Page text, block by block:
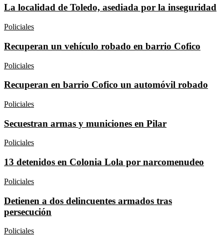
La localidad de Toledo, asediada por la inseguridad
Policiales
Recuperan un vehículo robado en barrio Cofico
Policiales
Recuperan en barrio Cofico un automóvil robado
Policiales
Secuestran armas y municiones en Pilar
Policiales
13 detenidos en Colonia Lola por narcomenudeo
Policiales
Detienen a dos delincuentes armados tras
persecución
Policiales